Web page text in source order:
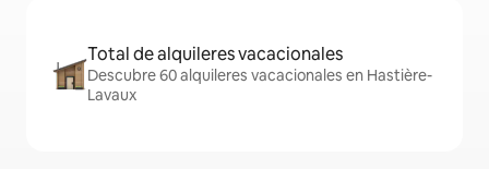
Total de alquileres vacacionales
Descubre 60 alquileres vacacionales en Hastière-
Lavaux